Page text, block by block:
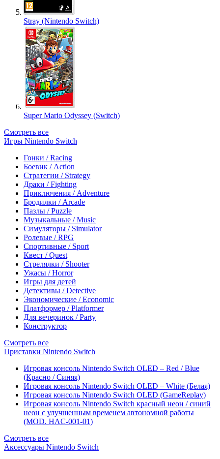
Stray (Nintendo Switch)
Super Mario Odyssey (Switch)
Смотреть все
Игры Nintendo Switch
Гонки / Racing
Боевик / Action
Стратегии / Strategy
Драки / Fighting
Приключения / Adventure
Бродилки / Arcade
Пазлы / Puzzle
Музыкальные / Music
Симуляторы / Simulator
Ролевые / RPG
Спортивные / Sport
Квест / Quest
Стрелялки / Shooter
Ужасы / Horror
Игры для детей
Детективы / Detective
Экономические / Economic
Платформер / Platformer
Для вечеринок / Party
Конструктор
Смотреть все
Приставки Nintendo Switch
Игровая консоль Nintendo Switch OLED – Red / Blue
(Красно / Синяя)
Игровая консоль Nintendo Switch OLED – White (Белая)
Игровая консоль Nintendo Switch OLED (GameReplay)
Игровая консоль Nintendo Switch красный неон / синий
неон с улучшенным временем автономной работы
(MOD. HAC-001-01)
Смотреть все
Аксессуары Nintendo Switch